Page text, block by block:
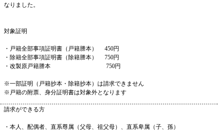
なりました。
対象証明
・戸籍全部事項証明書（戸籍謄本） 450円
・除籍全部事項証明書（除籍謄本） 750円
・改製原戸籍謄本 750円
※一部証明（戸籍抄本・除籍抄本）は請求できません
※戸籍の附票、身分証明書は対象外となります
請求ができる方
・本人、配偶者、直系尊属（父母、祖父母）、直系卑属（子、孫）